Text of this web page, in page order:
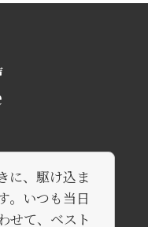
に、駆け込ま
。いつも当日
せて、ベスト